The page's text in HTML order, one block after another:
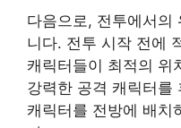
다음으로, 전투에서의
니다. 전투 시작 전에
캐릭터들이 최적의 위
강력한 공격 캐릭터를
캐릭터를 전방에 배치